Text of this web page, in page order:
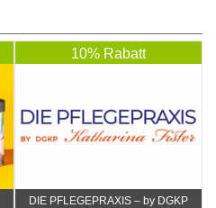
10% Rabatt
DIE PFLEGEPRAXIS – by DGKP